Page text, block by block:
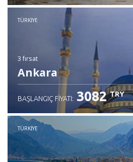
TÜRKIYE
3 fırsat
Ankara
BAŞLANGIÇ FIYATI: 3082 TRY
TÜRKIYE